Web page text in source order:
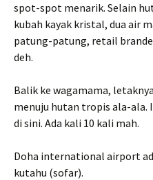
spot-spot menarik. Selain
kubah kayak kristal, dua air
patung-patung, retail
deh.
Balik ke wagamama,
menuju hutan tropis ala-
di sini. Ada kali 10 kali mah.
Doha international airport
kutahu (sofar).